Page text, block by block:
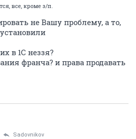
все, кроме з/п.
не Вашу проблему, а то,
в 1С неззя?
франча? и права продавать
Sadovnikov